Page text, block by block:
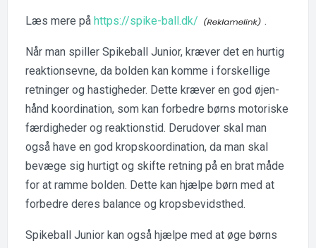
Læs mere på https://spike-ball.dk/ .
Når man spiller Spikeball Junior, kræver det en hurtig
reaktionsevne, da bolden kan komme i forskellige
retninger og hastigheder. Dette kræver en god øjen-
hånd koordination, som kan forbedre børns motoriske
færdigheder og reaktionstid. Derudover skal man
også have en god kropskoordination, da man skal
bevæge sig hurtigt og skifte retning på en brat måde
for at ramme bolden. Dette kan hjælpe børn med at
forbedre deres balance og kropsbevidsthed.
Spikeball Junior kan også hjælpe med at øge børns